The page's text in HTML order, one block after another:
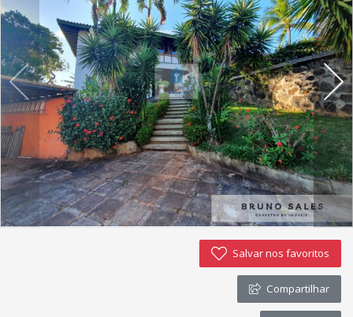
Imóveis favoritos
Contato
Salvar nos favoritos
Compartilhar